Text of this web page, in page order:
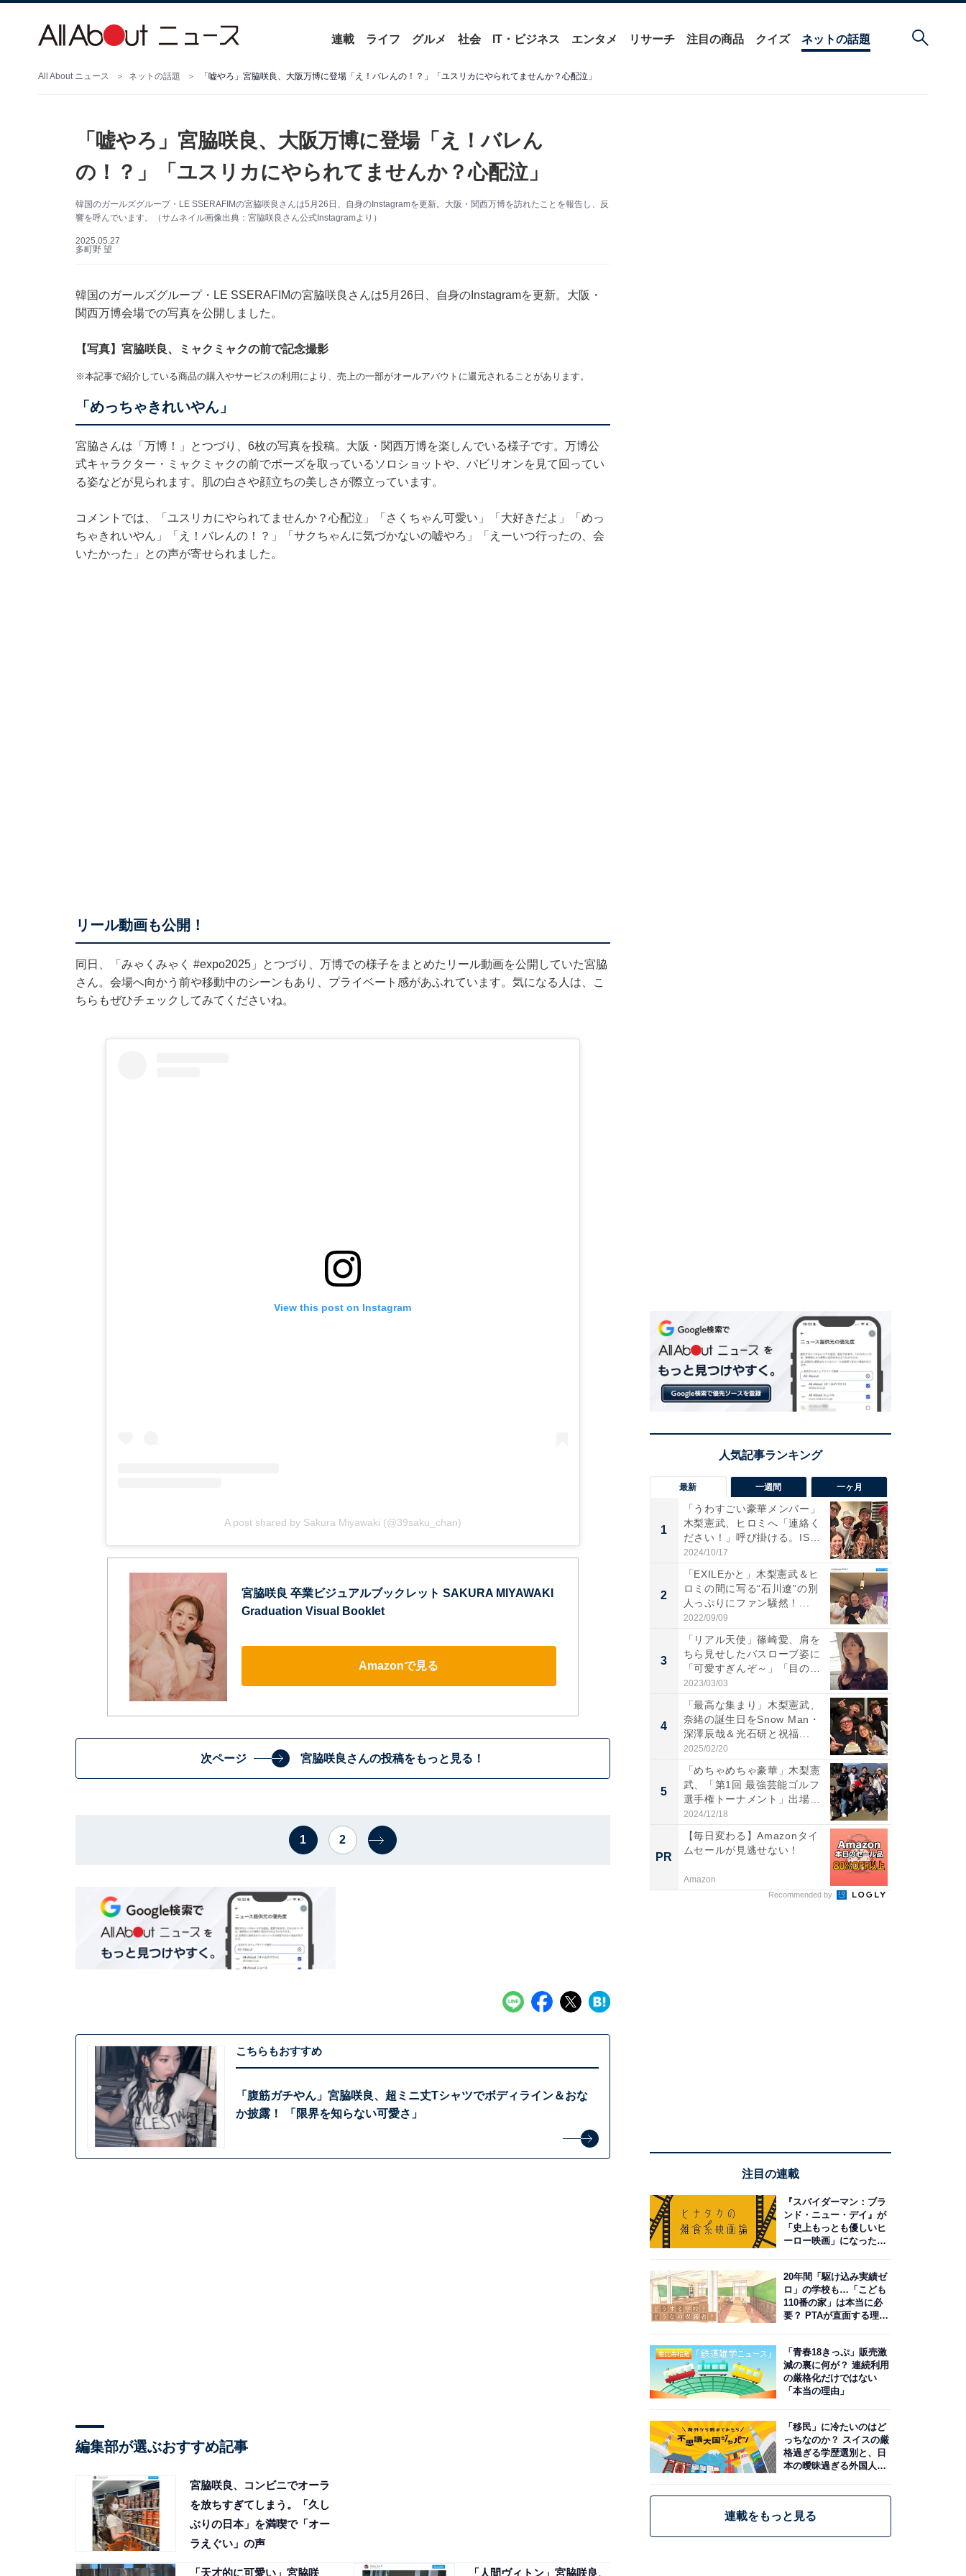
連載 ライフ グルメ 社会 IT・ビジネス エンタメ リサーチ 注目の商品 クイズ ネットの話題
All About ニュース ネットの話題 「嘘やろ」宮脇咲良、大阪万博に登場「え！バレんの！？」「ユスリカにやられてませんか？心配泣」
「嘘やろ」宮脇咲良、大阪万博に登場「え！バレん
の！？」「ユスリカにやられてませんか？心配泣」
韓国のガールズグループ・LE SSERAFIMの宮脇咲良さんは5月26日、自身のInstagramを更新。大阪・関西万博を訪れたことを報告し、反
響を呼んでいます。（サムネイル画像出典：宮脇咲良さん公式Instagramより）
2025.05.27
多町野 望
韓国のガールズグループ・LE SSERAFIMの宮脇咲良さんは5月26日、自身のInstagramを更新。大阪・
関西万博会場での写真を公開しました。
【写真】宮脇咲良、ミャクミャクの前で記念撮影
※本記事で紹介している商品の購入やサービスの利用により、売上の一部がオールアバウトに還元されることがあります。
「めっちゃきれいやん」
宮脇さんは「万博！」とつづり、6枚の写真を投稿。大阪・関西万博を楽しんでいる様子です。万博公
式キャラクター・ミャクミャクの前でポーズを取っているソロショットや、パビリオンを見て回ってい
る姿などが見られます。肌の白さや顔立ちの美しさが際立っています。
コメントでは、「ユスリカにやられてませんか？心配泣」「さくちゃん可愛い」「大好きだよ」「めっ
ちゃきれいやん」「え！バレんの！？」「サクちゃんに気づかないの嘘やろ」「えーいつ行ったの、会
いたかった」との声が寄せられました。
リール動画も公開！
同日、「みゃくみゃく #expo2025」とつづり、万博での様子をまとめたリール動画を公開していた宮脇
さん。会場へ向かう前や移動中のシーンもあり、プライベート感があふれています。気になる人は、こ
ちらもぜひチェックしてみてくださいね。
View this post on Instagram
A post shared by Sakura Miyawaki (@39saku_chan)
宮脇咲良 卒業ビジュアルブックレット SAKURA MIYAWAKI
Graduation Visual Booklet
Amazonで見る
次ページ 宮脇咲良さんの投稿をもっと見る！
1 2
こちらもおすすめ
「腹筋ガチやん」宮脇咲良、超ミニ丈Tシャツでボディライン＆おな
か披露！ 「限界を知らない可愛さ」
編集部が選ぶおすすめ記事
宮脇咲良、コンビニでオーラ
を放ちすぎてしまう。「久し
ぶりの日本」を満喫で「オー
ラえぐい」の声
「天才的に可愛い」宮脇咲 「人間ヴィトン」宮脇咲良、
最新 一週間 一ヶ月
1
「うわすごい豪華メンバー」
木梨憲武、ヒロミへ「連絡く
ださい！」呼び掛ける。IS
S...
2024/10/17
2
「EXILEかと」木梨憲武＆ヒ
ロミの間に写る“石川遼”の別
人っぷりにファン騒然！...
2022/09/09
3
「リアル天使」篠崎愛、肩を
ちら見せしたバスローブ姿に
「可愛すぎんぞ～」「目の表
情...
2023/03/03
4
「最高な集まり」木梨憲武、
奈緒の誕生日をSnow Man・
深澤辰哉＆光石研と祝福...
2025/02/20
5
「めちゃめちゃ豪華」木梨憲
武、「第1回 最強芸能ゴルフ
選手権トーナメント」出場
メ...
2024/12/18
PR
【毎日変わる】Amazonタイ
ムセールが見逃せない！
Amazon
Recommended by
注目の連載
『スパイダーマン：ブラ
ンド・ニュー・デイ』が
「史上もっとも優しいヒ
ーロー映画」になった理
20年間「駆け込み実績ゼ
ロ」の学校も…「こども
110番の家」は本当に必
要？ PTAが直面する理想
「青春18きっぷ」販売激
減の裏に何が？ 連続利用
の厳格化だけではない
「本当の理由」
「移民」に冷たいのはど
っちなのか？ スイスの厳
格過ぎる学歴選別と、日
本の曖昧過ぎる外国人政
連載をもっと見る